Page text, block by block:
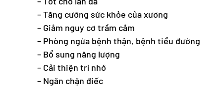
– Tăng cường sức khỏe của xương
– Giảm nguy cơ trầm cảm
– Phòng ngừa bệnh thận, bệnh tiểu đường
– Bổ sung năng lượng
– Cải thiện trí nhớ
– Ngăn chặn điếc